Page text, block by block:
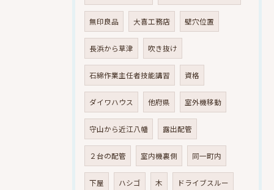
無印良品 大喜工務店 壁穴位置
長浜から草津 吹き抜け
石綿作業主任者技能講習 資格
ダイワハウス 他府県 室外機移動
守山から近江八幡 露出配管
２台の配管 室内機裏側 同一町内
下屋 ハシゴ 木 ドライブスルー